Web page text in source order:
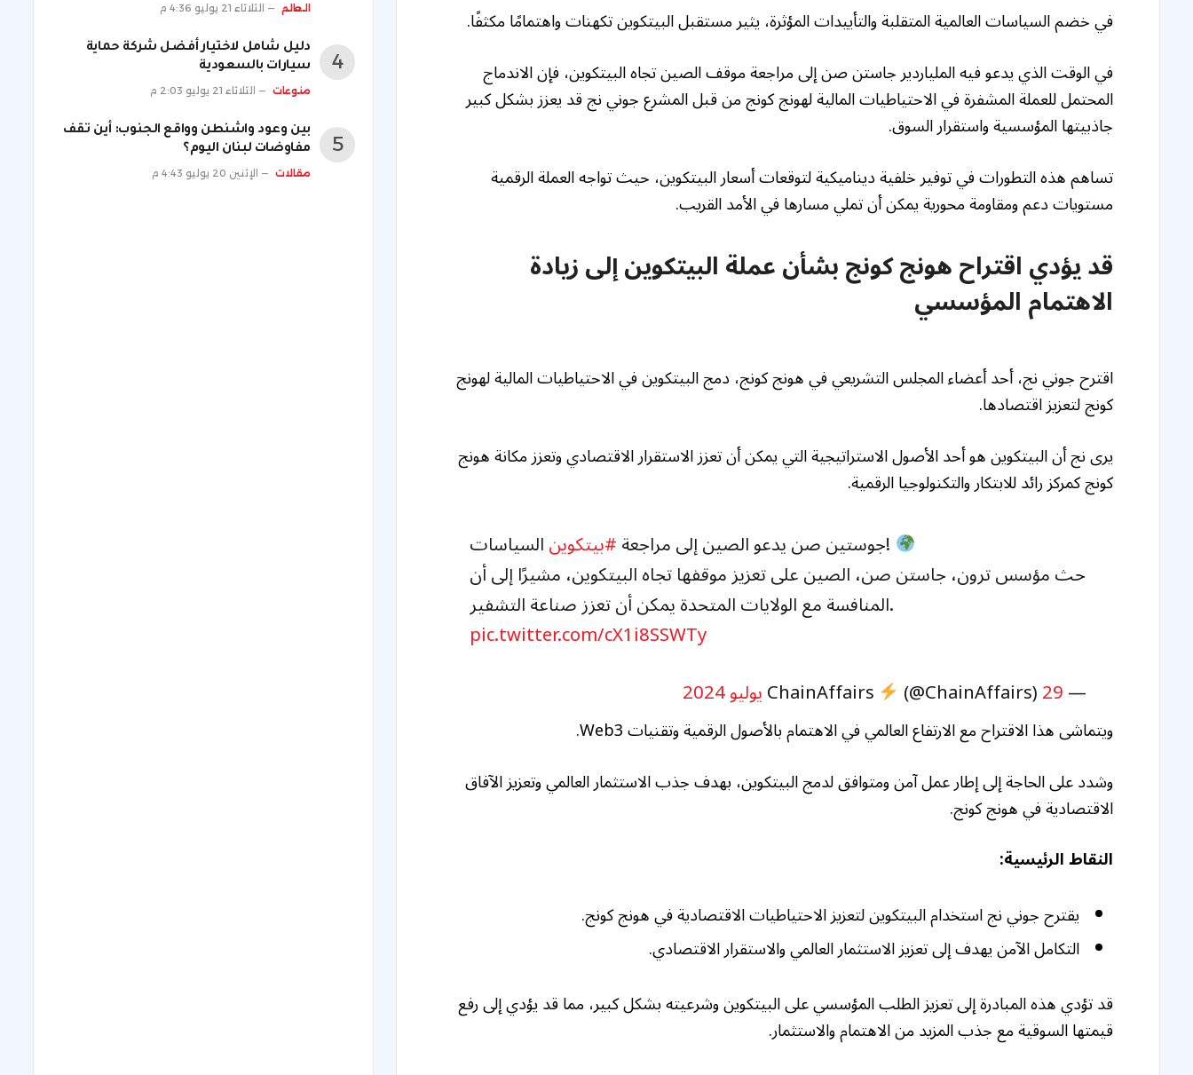
في خضم السياسات العالمية المتقلبة والتأييدات المؤثرة، يثير مستقبل البيتكوين تكهنات واهتمامًا مكثفًا.
في الوقت الذي يدعو فيه الملياردير جاستن صن إلى مراجعة موقف الصين تجاه البيتكوين، فإن الاندماج
المحتمل للعملة المشفرة في الاحتياطيات المالية لهونج كونج من قبل المشرع جوني نج قد يعزز بشكل كبير
جاذبيتها المؤسسية واستقرار السوق.
تساهم هذه التطورات في توفير خلفية ديناميكية لتوقعات أسعار البيتكوين، حيث تواجه العملة الرقمية
مستويات دعم ومقاومة محورية يمكن أن تملي مسارها في الأمد القريب.
قد يؤدي اقتراح هونج كونج بشأن عملة البيتكوين إلى زيادة
الاهتمام المؤسسي
اقترح جوني نج، أحد أعضاء المجلس التشريعي في هونج كونج، دمج البيتكوين في الاحتياطيات المالية لهونج
كونج لتعزيز اقتصادها.
يرى نج أن البيتكوين هو أحد الأصول الاستراتيجية التي يمكن أن تعزز الاستقرار الاقتصادي وتعزز مكانة هونج
كونج كمركز رائد للابتكار والتكنولوجيا الرقمية.
جوستين صن يدعو الصين إلى مراجعة#بيتكوين السياسات!
حث مؤسس ترون، جاستن صن، الصين على تعزيز موقفها تجاه البيتكوين، مشيرًا إلى أن
المنافسة مع الولايات المتحدة يمكن أن تعزز صناعة التشفير.
pic.twitter.com/cX1i8SSWTy
— ChainAffairs
(@ChainAffairs)29 يوليو 2024
ويتماشى هذا الاقتراح مع الارتفاع العالمي في الاهتمام بالأصول الرقمية وتقنيات Web3.
وشدد على الحاجة إلى إطار عمل آمن ومتوافق لدمج البيتكوين، بهدف جذب الاستثمار العالمي وتعزيز الآفاق
الاقتصادية في هونج كونج.
النقاط الرئيسية:
يقترح جوني نج استخدام البيتكوين لتعزيز الاحتياطيات الاقتصادية في هونج كونج.
التكامل الآمن يهدف إلى تعزيز الاستثمار العالمي والاستقرار الاقتصادي.
قد تؤدي هذه المبادرة إلى تعزيز الطلب المؤسسي على البيتكوين وشرعيته بشكل كبير، مما قد يؤدي إلى رفع
قيمتها السوقية مع جذب المزيد من الاهتمام والاستثمار.
العالم الثلاثاء 21 يوليو 4:36 م
دليل شامل لاختيار أفضل شركة حماية
سيارات بالسعودية
منوعات الثلاثاء 21 يوليو 2:03 م
بين وعود واشنطن وواقع الجنوب: أين تقف
مفاوضات لبنان اليوم؟
مقالات الإثنين 20 يوليو 4:43 م